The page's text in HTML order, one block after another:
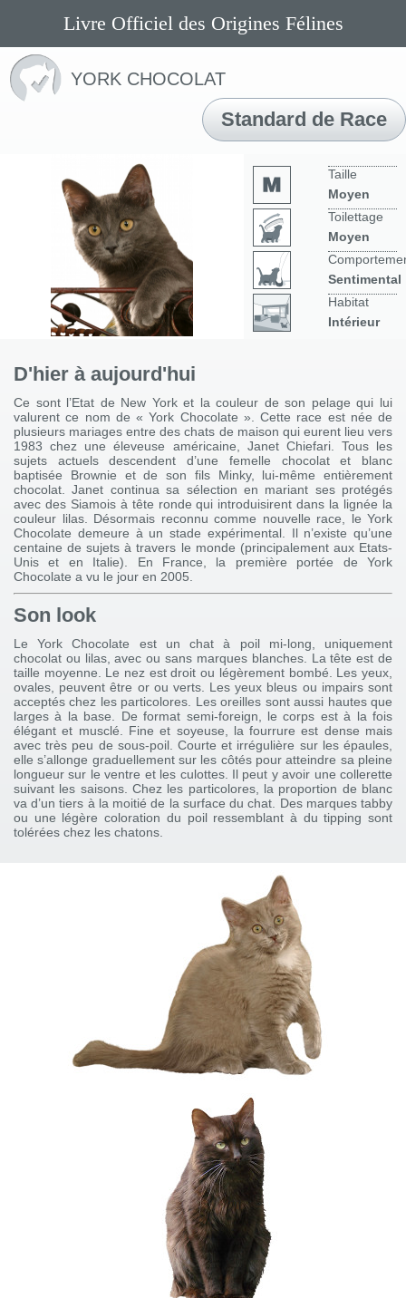
Livre Officiel des Origines Félines
YORK CHOCOLAT
Standard de Race
Taille
Moyen
Toilettage
Moyen
Sentimental
Habitat
Intérieur
D'hier à aujourd'hui
Ce sont l’Etat de New York et la couleur de son pelage qui lui
valurent ce nom de « York Chocolate ». Cette race est née de
plusieurs mariages entre des chats de maison qui eurent lieu vers
1983 chez une éleveuse américaine, Janet Chiefari. Tous les
sujets actuels descendent d’une femelle chocolat et blanc
baptisée Brownie et de son fils Minky, lui-même entièrement
chocolat. Janet continua sa sélection en mariant ses protégés
avec des Siamois à tête ronde qui introduisirent dans la lignée la
couleur lilas. Désormais reconnu comme nouvelle race, le York
Chocolate demeure à un stade expérimental. Il n’existe qu’une
centaine de sujets à travers le monde (principalement aux Etats-
Unis et en Italie). En France, la première portée de York
Chocolate a vu le jour en 2005.
Son look
Le York Chocolate est un chat à poil mi-long, uniquement
chocolat ou lilas, avec ou sans marques blanches. La tête est de
taille moyenne. Le nez est droit ou légèrement bombé. Les yeux,
ovales, peuvent être or ou verts. Les yeux bleus ou impairs sont
acceptés chez les particolores. Les oreilles sont aussi hautes que
larges à la base. De format semi-foreign, le corps est à la fois
élégant et musclé. Fine et soyeuse, la fourrure est dense mais
avec très peu de sous-poil. Courte et irrégulière sur les épaules,
elle s’allonge graduellement sur les côtés pour atteindre sa pleine
longueur sur le ventre et les culottes. Il peut y avoir une collerette
suivant les saisons. Chez les particolores, la proportion de blanc
va d’un tiers à la moitié de la surface du chat. Des marques tabby
ou une légère coloration du poil ressemblant à du tipping sont
tolérées chez les chatons.